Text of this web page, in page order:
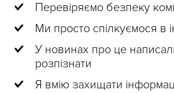
Перевіряємо безпеку
Ми просто спілкуємося в
У новинах про це
розпізнати
Я вмію захищати